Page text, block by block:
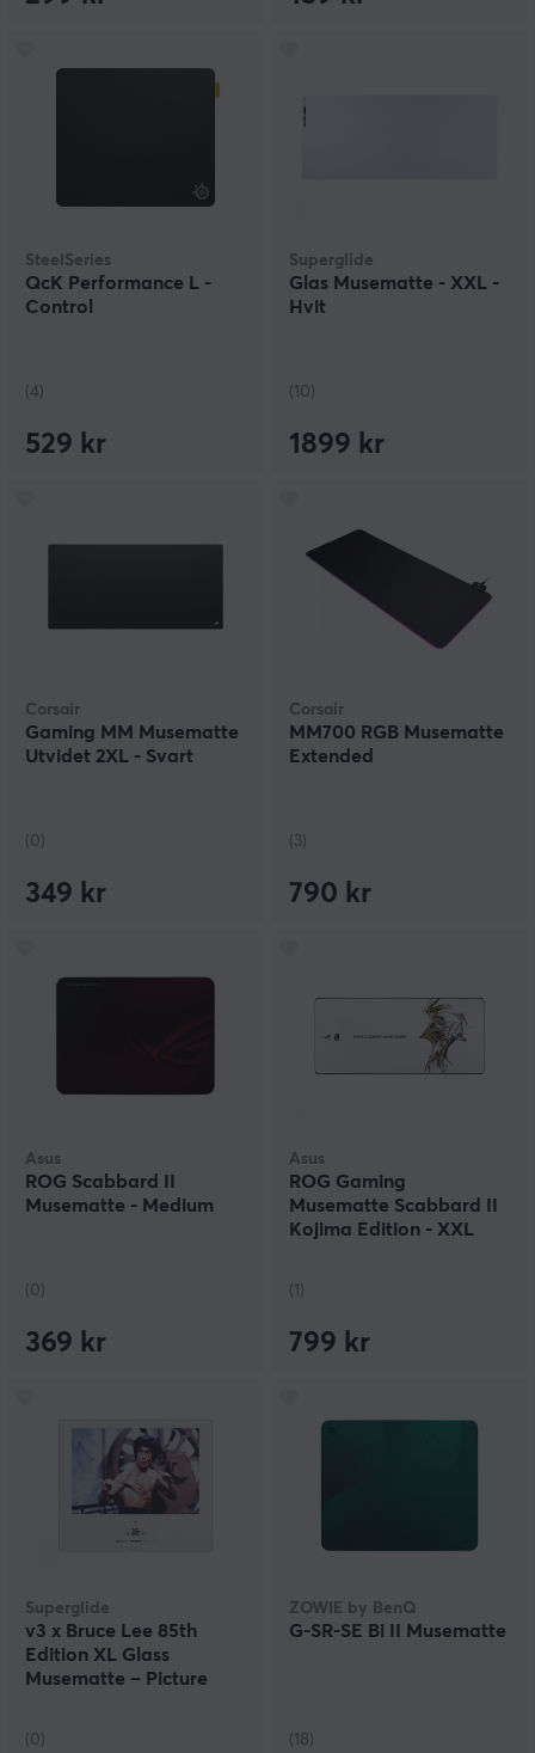
SteelSeries
QcK Performance L -
Control
(4)
529 kr
Superglide
Glas Musematte - XXL -
Hvit
(10)
1899 kr
Corsair
Gaming MM Musematte
Utvidet 2XL - Svart
(0)
349 kr
Corsair
MM700 RGB Musematte
Extended
(3)
790 kr
Asus
ROG Scabbard II
Musematte - Medium
(0)
369 kr
Asus
ROG Gaming
Musematte Scabbard II
Kojima Edition - XXL
(1)
799 kr
Superglide
v3 x Bruce Lee 85th
Edition XL Glass
Musematte – Picture
(0)
ZOWIE by BenQ
G-SR-SE Bi II Musematte
(18)